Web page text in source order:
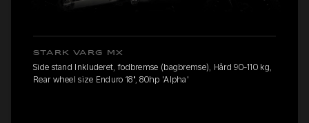
STARK VARG MX
Side stand Inkluderet, fodbremse (bagbremse), Hård 90-110 kg,
Rear wheel size Enduro 18", 80hp 'Alpha'